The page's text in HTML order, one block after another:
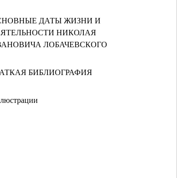
ДАТЫ ЖИЗНИ И
НИКОЛАЯ
ЛОБАЧЕВСКОГО
БИБЛИОГРАФИЯ